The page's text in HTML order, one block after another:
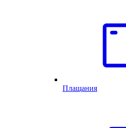
Плащания